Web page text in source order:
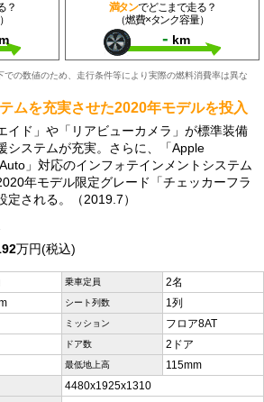
？
満タンでどこまで走る？
（燃費×タンク容量）
- km
の数値のため、走行条件等により実際の燃料消費率は異な
ムを充実させた2020年モデルを投入
イド」や「リアビューカメラ」が標準装備
システムが充実。さらに、「Apple
」対応のインフォテインメントシステム
年モデル限定グレード「チェッカーフラ
定される。（2019.7）
万円(税込)
乗車定員 2名
シート列数 1列
ミッション フロア8AT
ドア数 2ドア
最低地上高 115mm
4480x1925x1310